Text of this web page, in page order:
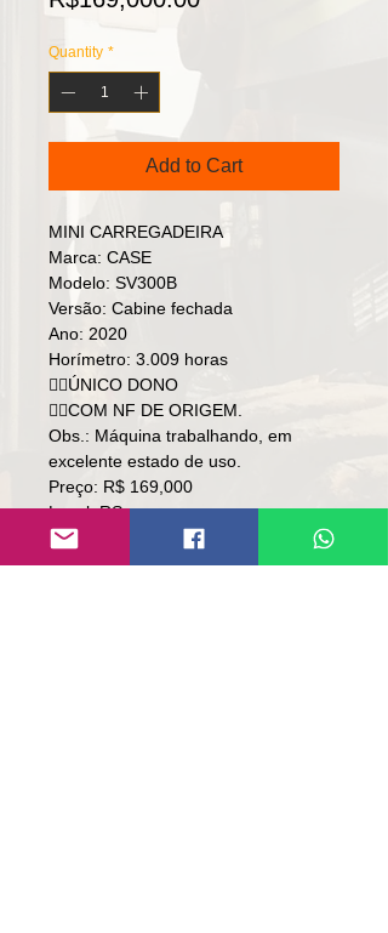
Quantity *
Add to Cart
MINI CARREGADEIRA
Marca: CASE
Modelo: SV300B
Versão: Cabine fechada
Ano: 2020
Horímetro: 3.009 horas
👉🏻ÚNICO DONO
👉🏻COM NF DE ORIGEM.
Obs.: Máquina trabalhando, em
excelente estado de uso.
Preço: R$ 169,000
Local: RS.
👉🏻 SOMENTE À VISTA.
👉🏻 SEM TROCA.